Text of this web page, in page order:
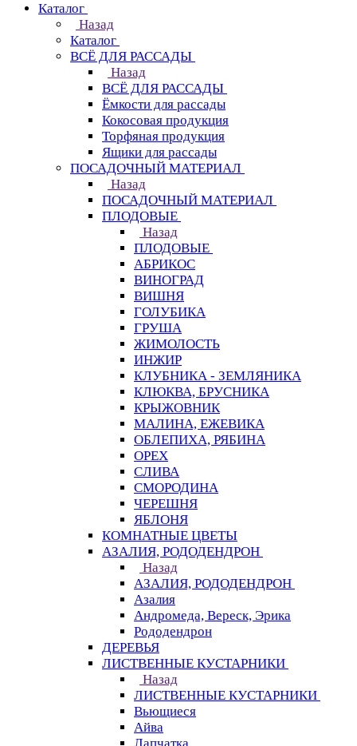
Каталог
Назад
Каталог
ВСЁ ДЛЯ РАССАДЫ
Назад
ВСЁ ДЛЯ РАССАДЫ
Ёмкости для рассады
Кокосовая продукция
Торфяная продукция
Ящики для рассады
ПОСАДОЧНЫЙ МАТЕРИАЛ
Назад
ПОСАДОЧНЫЙ МАТЕРИАЛ
ПЛОДОВЫЕ
Назад
ПЛОДОВЫЕ
АБРИКОС
ВИНОГРАД
ВИШНЯ
ГОЛУБИКА
ГРУША
ЖИМОЛОСТЬ
ИНЖИР
КЛУБНИКА - ЗЕМЛЯНИКА
КЛЮКВА, БРУСНИКА
КРЫЖОВНИК
МАЛИНА, ЕЖЕВИКА
ОБЛЕПИХА, РЯБИНА
ОРЕХ
СЛИВА
СМОРОДИНА
ЧЕРЕШНЯ
ЯБЛОНЯ
КОМНАТНЫЕ ЦВЕТЫ
АЗАЛИЯ, РОДОДЕНДРОН
Назад
АЗАЛИЯ, РОДОДЕНДРОН
Азалия
Андромеда, Вереск, Эрика
Рододендрон
ДЕРЕВЬЯ
ЛИСТВЕННЫЕ КУСТАРНИКИ
Назад
ЛИСТВЕННЫЕ КУСТАРНИКИ
Вьющиеся
Айва